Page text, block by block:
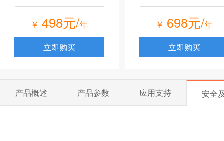
￥ 498元/年
立即购买
￥ 698元/年
立即购买
产品概述 产品参数 应用支持 安全